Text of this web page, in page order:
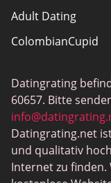
Adult Dating
ColombianCupid
MeetMindful
BDSM Dating
BBPeopleMeet
Sugar Daddy Sites
Datingrating
60657. Bitte
Datingrating.net
und qualitativ
Internet zu finden.